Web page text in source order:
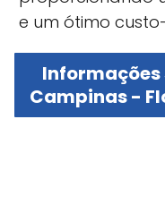
e um ótimo
Campinas -